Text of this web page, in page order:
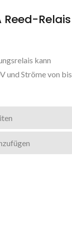
Relais
kann
und Ströme von bis